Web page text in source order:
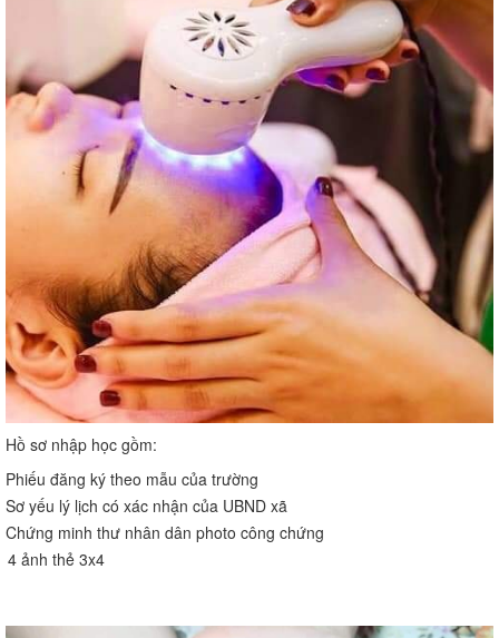
Hồ sơ nhập học gồm:
Phiếu đăng ký theo mẫu của trường
Sơ yếu lý lịch có xác nhận của UBND xã
Chứng minh thư nhân dân photo công chứng
4 ảnh thẻ 3x4